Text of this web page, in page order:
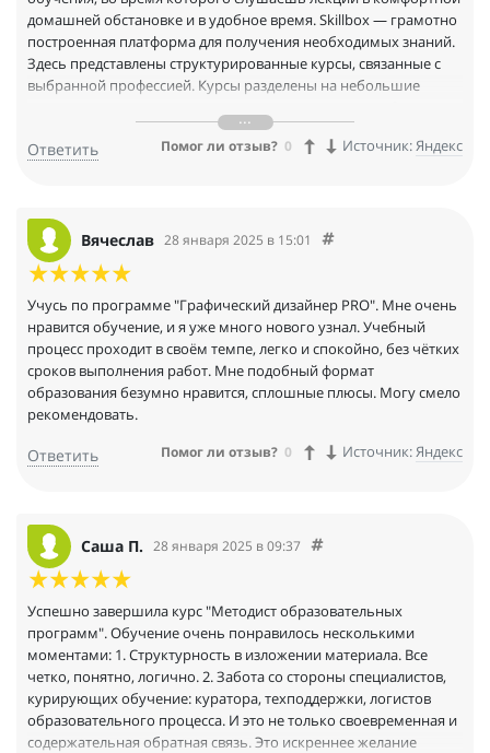
домашней обстановке и в удобное время. Skillbox — грамотно
построенная платформа для получения необходимых знаний.
Здесь представлены структурированные курсы, связанные с
выбранной профессией. Курсы разделены на небольшие
помогает лучше закрепить пройденный материал и освоить
программы, в которых выполняются эти задания. Кураторы
полезные советы и указывают на ошибки. Для детального
изучения предмета рекомендуют специализированные
информационные ресурсы. Считаю, что образование в первую
очередь — самообразование. Каждый изучает предмет
настолько, насколько хочет понять, а ребята из Skillbox с
ответственностью помогают в этом. Следующий этап - поиск
работы. В этом вопросе Skillbox обещает помочь. И после
главный экзамен - собеседование с работодателем
Ответить Помог ли отзыв? 0 Источник:Яндекс
Вячеслав 28 января 2025 в 15:01
Учусь по программе "Графический дизайнер PRO". Мне очень
нравится обучение, и я уже много нового узнал. Учебный
процесс проходит в своём темпе, легко и спокойно, без чётких
сроков выполнения работ. Мне подобный формат
образования безумно нравится, сплошные плюсы. Могу смело
рекомендовать.
Ответить Помог ли отзыв? 0 Источник:Яндекс
Саша П. 28 января 2025 в 09:37
Успешно завершила курс "Методист образовательных
программ". Обучение очень понравилось несколькими
моментами: 1. Структурность в изложении материала. Все
четко, понятно, логично. 2. Забота со стороны специалистов,
курирующих обучение: куратора, техподдержки, логистов
образовательного процесса. И это не только своевременная и
содержательная обратная связь. Это искреннее желание